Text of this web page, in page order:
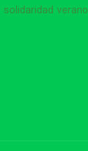
solidaridad verano